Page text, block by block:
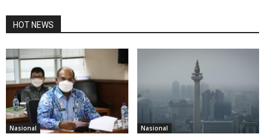
HOT NEWS
Nasional Nasional